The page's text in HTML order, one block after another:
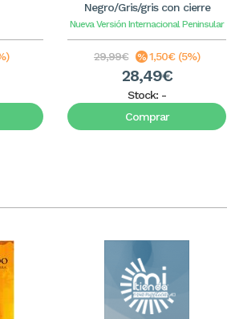
Negro/Gris/gris con cierre
Nueva Versión Internacional Peninsular
29,99€ 1,50€ (5%)
28,49€
Stock: -
Comprar